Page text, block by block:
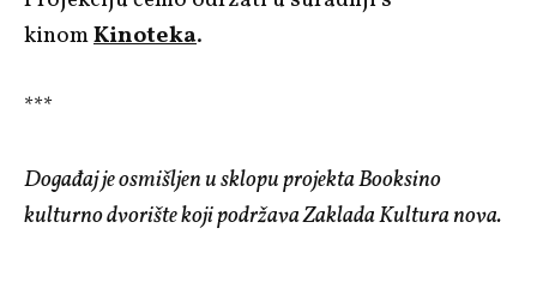
kinomKinoteka.
***
Događaj je osmišljen u sklopu projekta Booksino
kulturno dvorište koji podržava Zaklada Kultura nova.